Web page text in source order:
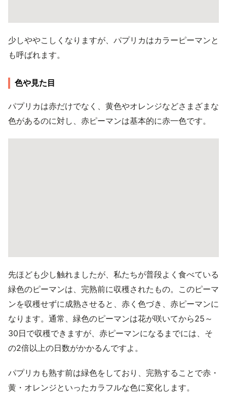
少しややこしくなりますが、パプリカはカラーピーマンと
も呼ばれます。
色や見た目
パプリカは赤だけでなく、黄色やオレンジなどさまざまな
色があるのに対し、赤ピーマンは基本的に赤一色です。
先ほども少し触れましたが、私たちが普段よく食べている
緑色のピーマンは、完熟前に収穫されたもの。このピーマ
ンを収穫せずに成熟させると、赤く色づき、赤ピーマンに
なります。通常、緑色のピーマンは花が咲いてから25～
30日で収穫できますが、赤ピーマンになるまでには、そ
の2倍以上の日数がかかるんですよ。
パプリカも熟す前は緑色をしており、完熟することで赤・
黄・オレンジといったカラフルな色に変化します。